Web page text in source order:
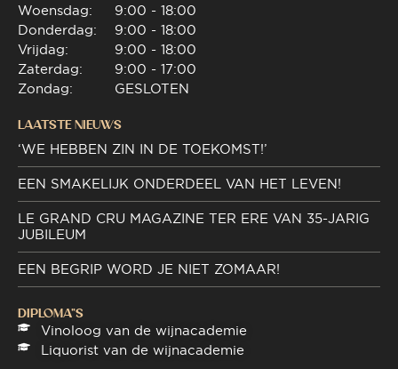
Woensdag:
Donderdag:
Vrijdag:
Zaterdag:
Zondag:
9:00 - 18:00
9:00 - 18:00
9:00 - 18:00
9:00 - 17:00
GESLOTEN
LAATSTE NIEUWS
‘WE HEBBEN ZIN IN DE TOEKOMST!’
EEN SMAKELIJK ONDERDEEL VAN HET LEVEN!
LE GRAND CRU MAGAZINE TER ERE VAN 35-JARIG
JUBILEUM
EEN BEGRIP WORD JE NIET ZOMAAR!
DIPLOMA"S
Vinoloog van de wijnacademie
Liquorist van de wijnacademie